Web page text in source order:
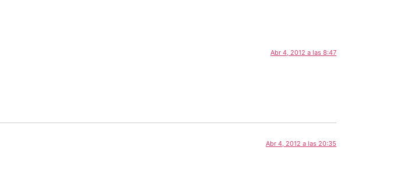
Abr 4, 2012 a las 8:47
Abr 4, 2012 a las 20:35